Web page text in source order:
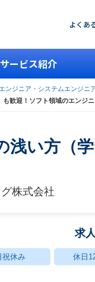
よくあ
サービス紹介
ンジニア・システムエンジニ
も歓迎！ソフト領域のエンジ
浅い方（
株式会社
求
祝休み 休日